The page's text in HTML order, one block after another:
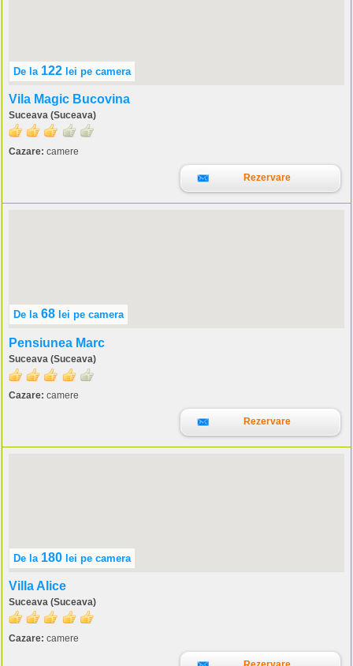
De la 122 lei pe camera
Vila Magic Bucovina
Suceava (Suceava)
Cazare: camere
Rezervare
De la 68 lei pe camera
Pensiunea Marc
Suceava (Suceava)
Cazare: camere
Rezervare
De la 180 lei pe camera
Villa Alice
Suceava (Suceava)
Cazare: camere